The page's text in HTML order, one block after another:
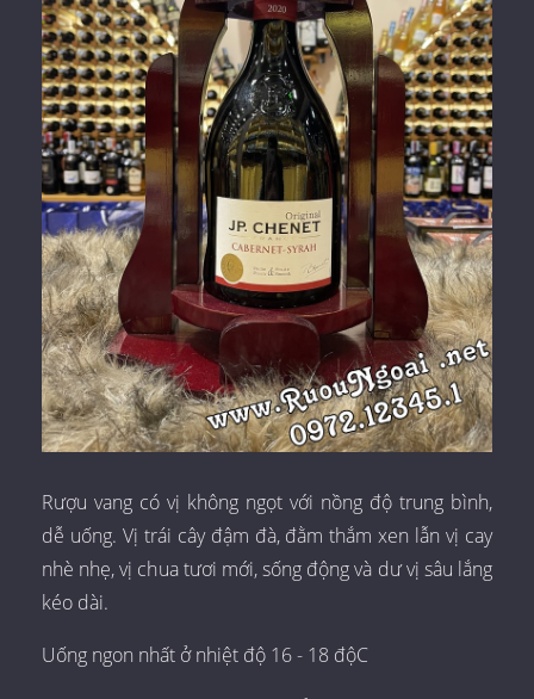
Rượu vang có vị không ngọt với nồng độ trung bình,
dễ uống. Vị trái cây đậm đà, đằm thắm xen lẫn vị cay
nhè nhẹ, vị chua tươi mới, sống động và dư vị sâu lắng
kéo dài.
Uống ngon nhất ở nhiệt độ 16 - 18 độC